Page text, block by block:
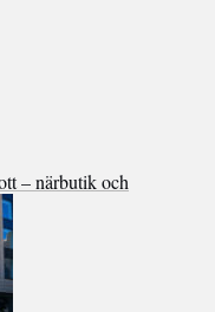
– närbutik och